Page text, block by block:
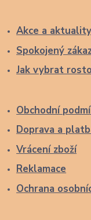
Akce a aktuality
Spokojený
Jak vybrat
Obchodní
Doprava a
Vrácení zboží
Reklamace
Ochrana